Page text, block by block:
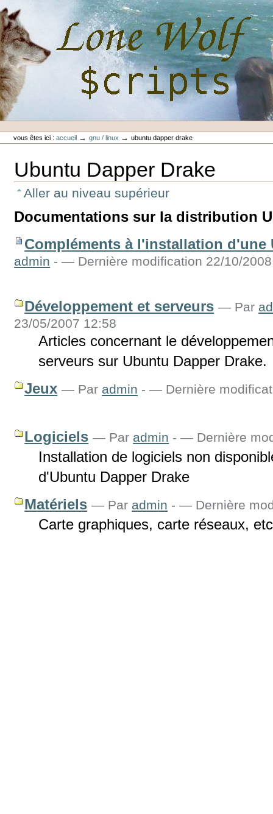
au
contenu.
Aller
à
la
navigation
Outils
personnels
vous êtes ici : accueil →gnu / linux →ubuntu dapper drake
Ubuntu Dapper Drake
Aller au niveau supérieur
Documentations sur la distribution
Compléments à l'installation d'une
admin - — Dernière modification 22/10/
Développement et serveurs — Par
23/05/2007 12:58
Articles concernant le
serveurs sur Ubuntu Dapper Drake.
Jeux — Par admin - — Dernière
Logiciels — Par admin - — Dernière
Installation de logiciels non
d'Ubuntu Dapper Drake
Matériels — Par admin - — Dernière
Carte graphiques, carte réseaux,